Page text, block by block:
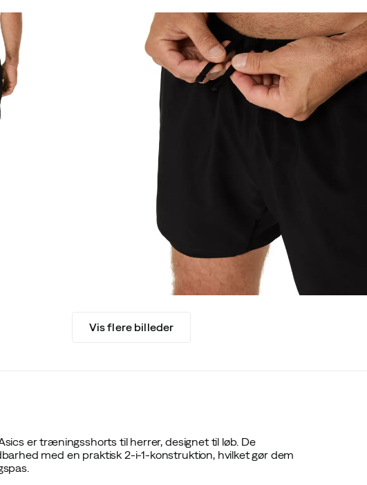
Vis flere billeder
er træningsshorts til herrer, designet til løb. De
med en praktisk 2-i-1-konstruktion, hvilket gør dem